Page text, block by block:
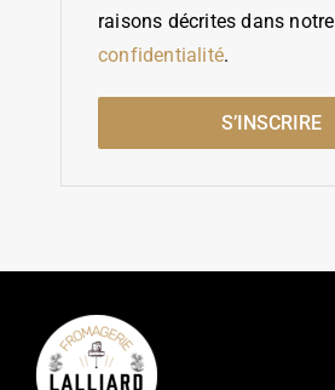
raisons décrites dans notre
confidentialité.
S’INSCRIRE